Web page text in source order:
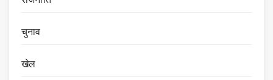
चुनाव
खेल